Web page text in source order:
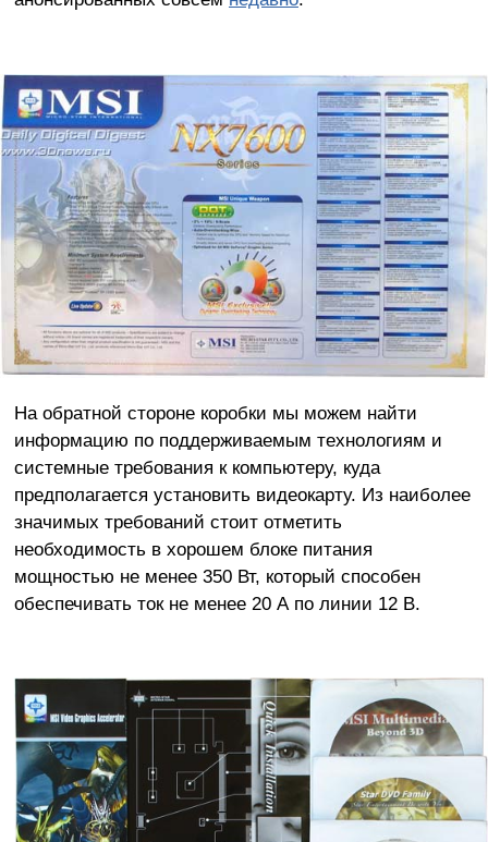
На обратной стороне коробки мы можем найти
информацию по поддерживаемым технологиям и
системные требования к компьютеру, куда
предполагается установить видеокарту. Из наиболее
значимых требований стоит отметить
необходимость в хорошем блоке питания
мощностью не менее 350 Вт, который способен
обеспечивать ток не менее 20 А по линии 12 В.